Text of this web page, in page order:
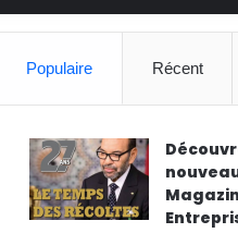
Populaire Récent